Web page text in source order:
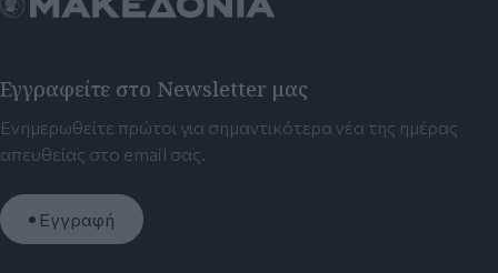
Εγγραφείτε στο Newsletter μας
Ενημερωθείτε πρώτοι για σημαντικότερα νέα της ημέρας
απευθείας στο email σας.
Εγγραφή